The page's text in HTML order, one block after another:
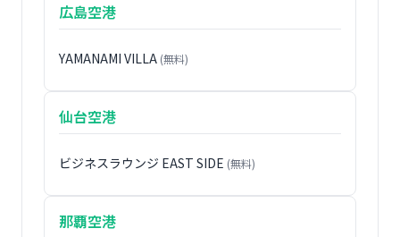
広島空港
YAMANAMI VILLA (無料)
仙台空港
ビジネスラウンジ EAST SIDE (無料)
那覇空港